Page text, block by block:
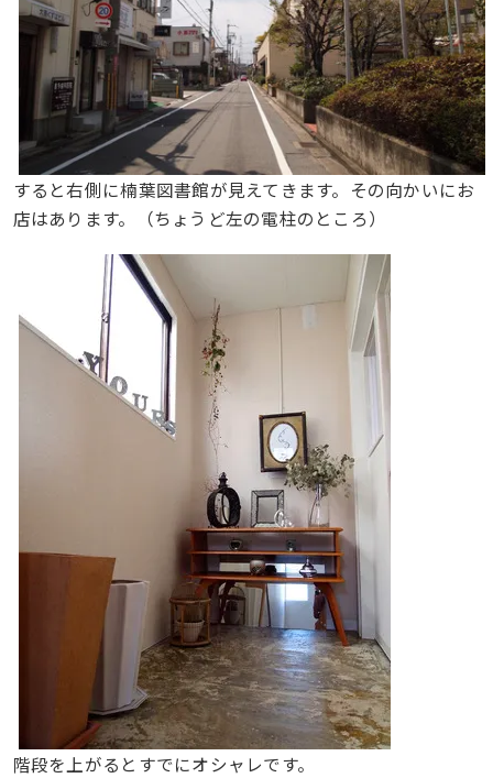
すると右側に楠葉図書館が見えてきます。その向かいにお
店はあります。（ちょうど左の電柱のところ）
階段を上がるとすでにオシャレです。